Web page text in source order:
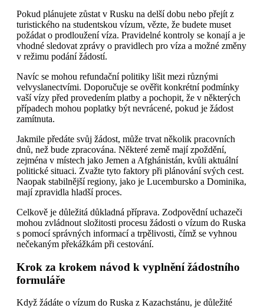
Pokud plánujete zůstat v Rusku na delší dobu nebo přejít z
turistického na studentskou vízum, vězte, že budete muset
požádat o prodloužení víza. Pravidelné kontroly se konají a je
vhodné sledovat zprávy o pravidlech pro víza a možné změny
v režimu podání žádostí.
Navíc se mohou refundační politiky lišit mezi různými
velvyslanectvími. Doporučuje se ověřit konkrétní podmínky
vaší vízy před provedením platby a pochopit, že v některých
případech mohou poplatky být nevrácené, pokud je žádost
zamítnuta.
Jakmile předáte svůj žádost, může trvat několik pracovních
dnů, než bude zpracována. Některé země mají zpoždění,
zejména v místech jako Jemen a Afghánistán, kvůli aktuální
politické situaci. Zvažte tyto faktory při plánování svých cest.
Naopak stabilnější regiony, jako je Lucembursko a Dominika,
mají zpravidla hladší proces.
Celkově je důležitá důkladná příprava. Zodpovědní uchazeči
mohou zvládnout složitosti procesu žádosti o vízum do Ruska
s pomocí správných informací a trpělivosti, čímž se vyhnou
nečekaným překážkám při cestování.
Krok za krokem návod k vyplnění žádostního
formuláře
Když žádáte o vízum do Ruska z Kazachstánu, je důležité